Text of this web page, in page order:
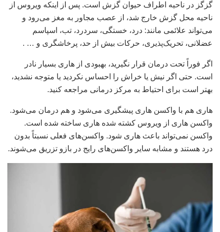
گزگز در ناحیه اطراف حیوان گزش است. پس از اینکه ویروس از
ناحیه محل گزش خارج شد، از عصب مجاور به مغز می‌رود و
می‌تواند علائمی مانند: درد، خستگی، سردرد، تب، اسپاسم
عضلانی، تحریک‌پذیری، حرکات بیش از حد، پرخاشگری و … .
اگر فوراً تحت درمان قرار نگیرید، بهبودی از هاری بسیار نادر
است. حتی اگر نیش یا خراش را احساس نکردید یا متوجه نشدید،
بهتر است برای احتیاط به مرکز درمانی مراجعه کنید.
هاری هم با واکسن هاری پیشگیری می‌شود و هم درمان می‌شود.
واکسن هاری از ویروس کشته شده هاری ساخته شده است.
واکسن نمی‌تواند باعث هاری شود. واکسن‌های فعلی نسبتاً بدون
درد هستند و مشابه سایر واکسن‌های رایج در بازو تزریق می‌شوند.